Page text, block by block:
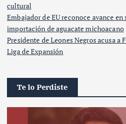
cultural
Embajador de EU reconoce avance
importación de aguacate michoacano
Presidente de Leones Negros acusa a
Liga de Expansión
Te lo Perdiste